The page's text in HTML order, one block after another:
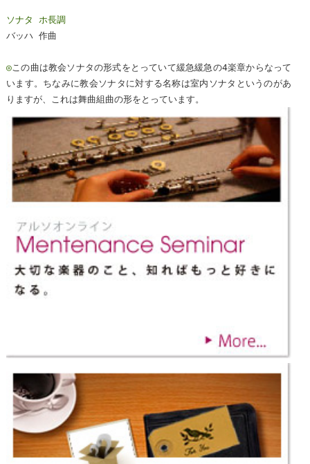
ソナタ ホ長調
バッハ 作曲
◎ この曲は教会ソナタの形式をとっていて緩急緩急の4楽章からなって
います。ちなみに教会ソナタに対する名称は室内ソナタというのがあ
りますが、これは舞曲組曲の形をとっています。